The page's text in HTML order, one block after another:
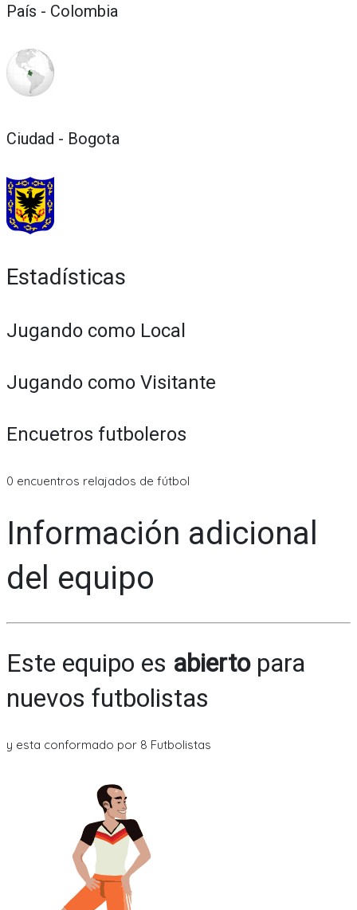
País - Colombia
Ciudad - Bogota
Estadísticas
Jugando como Local
Jugando como Visitante
Encuetros futboleros
0 encuentros relajados de fútbol
Información adicional
del equipo
Este equipo es abiertopara
nuevos futbolistas
y esta conformado por 8 Futbolistas